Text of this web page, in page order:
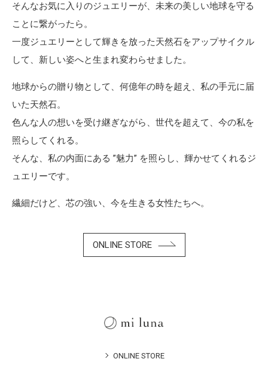
そんなお気に入りのジュエリーが、未来の美しい地球を守る
ことに繋がったら。
一度ジュエリーとして輝きを放った天然石をアップサイクル
して、新しい姿へと生まれ変わらせました。
地球からの贈り物として、何億年の時を超え、私の手元に届
いた天然石。
色んな人の想いを受け継ぎながら、世代を超えて、今の私を
照らしてくれる。
そんな、私の内面にある ”魅力” を照らし、輝かせてくれるジ
ュエリーです。
繊細だけど、芯の強い、今を生きる女性たちへ。
ONLINE STORE
ONLINE STORE